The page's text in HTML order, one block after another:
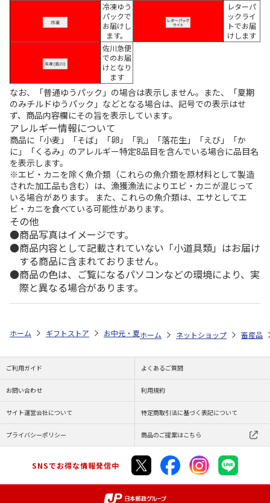
冷凍ゆう
パックで
お届けし
ます。
レターパ
ックライ
トでお届
けします
佐川急便
でのお届
けとなり
ます
なお、「普通ゆうパック」の場合は表示しません。また、「夏期
のみチルドゆうパック」などとなる場合は、記号での表示はせ
ず、商品内容欄にその旨を表示しています。
アレルギー情報について
商品に「小麦」「そば」「卵」「乳」「落花生」「えび」「か
に」「くるみ」のアレルギー特定8品目を含んでいる場合に品目名
を表示します。
※エビ・カニを除く魚介類（これらの魚介類を原材料として製造
された加工品も含む）は、漁獲漁法によりエビ・カニが混じって
いる場合があります。 また、これらの魚介類は、エサとしてエ
ビ・カニを食べている可能性があります。
その他
商品写真はイメージです。
商品内容として記載されていない「小道具類」はお届け
する商品に含まれておりません。
商品の色は、ご覧になるパソコンなどの環境により、実
際と異なる場合があります。
ホーム ギフトストア お中元・夏ギフト特集 2026 ゆうゆうギフト
ホーム ネットショップ 畜産品
ご利用ガイド よくあるご質問
お問い合わせ 利用規約
サイト運営会社について 特定商取引法に基づく表記について
プライバシーポリシー 商品のご提案はこちら
SNSでお得な情報発信中